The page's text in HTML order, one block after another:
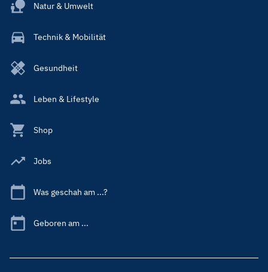
Natur & Umwelt
Technik & Mobilität
Gesundheit
Leben & Lifestyle
Shop
Jobs
Was geschah am ...?
Geboren am ...